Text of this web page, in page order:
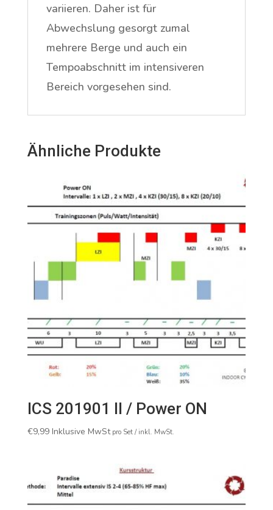
variieren. Daher ist für
Abwechslung gesorgt zumal
mehrere Berge und auch ein
Tempoabschnitt im intensiveren
Bereich vorgesehen sind.
Ähnliche Produkte
ICS 201901 II / Power ON
€9,99 Inklusive MwStpro Set / inkl. MwSt.